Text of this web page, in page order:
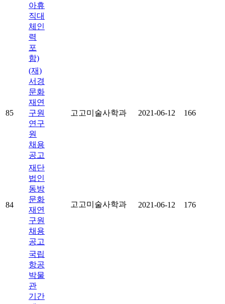
아휴
직대
체인
력
포
함)
85
(재)
서경
문화
재연
구원
연구
원
채용
공고
고고미술사학과 2021-06-12 166
84
재단
법인
동방
문화
재연
구원
채용
공고
고고미술사학과 2021-06-12 176
국립
항공
박물
관
기간